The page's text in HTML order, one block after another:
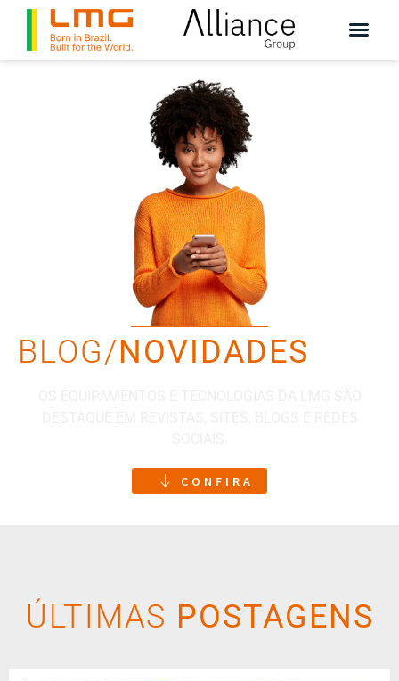
BLOG/NOVIDADES
CONFIRA
ÚLTIMAS POSTAGENS